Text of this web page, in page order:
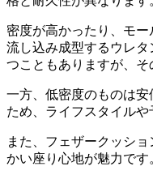
密度が高かったり、モ
流し込み成型するウレタ
つこともありますが、そ
一方、低密度のものは
ため、ライフスタイルや
また、フェザークッシ
かい座り心地が魅力です